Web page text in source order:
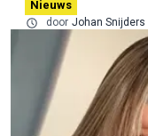
Nieuws
door Johan Snijders